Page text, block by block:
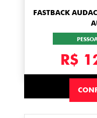
FASTBACK
R$